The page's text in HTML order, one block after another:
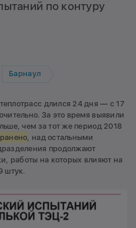
по контуру
Барнаул
длился 24 дня — с 17
За это время выявили
чем за тот же период 2018
, над остальными
продолжают
работы на которых влияют на
штук.